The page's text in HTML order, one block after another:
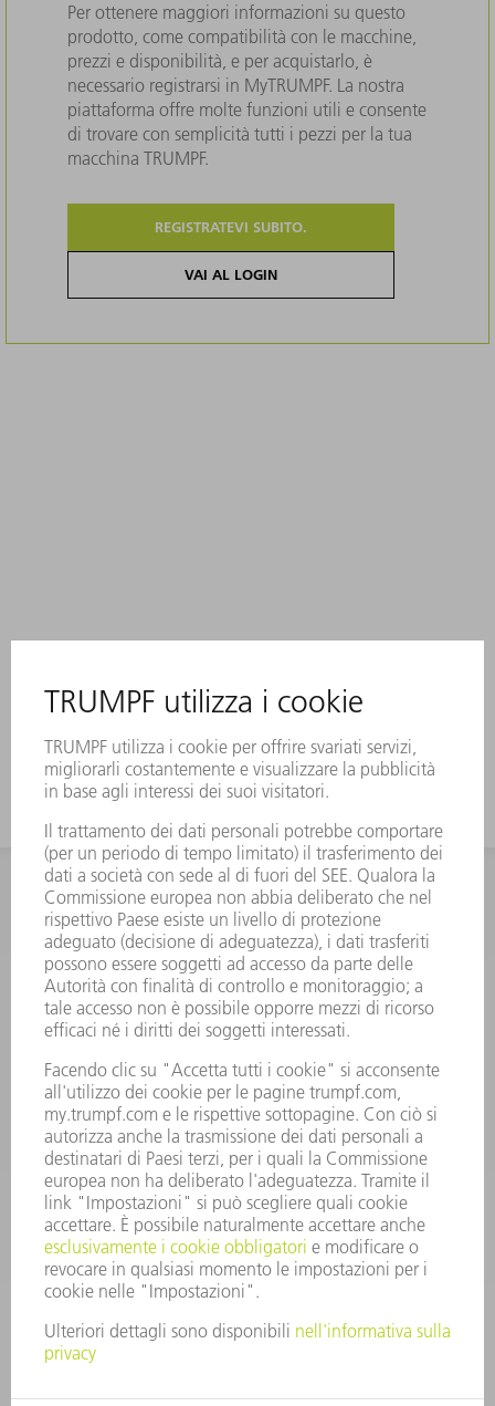
Per ottenere maggiori informazioni su questo
prodotto, come compatibilità con le macchine,
prezzi e disponibilità, e per acquistarlo, è
necessario registrarsi in MyTRUMPF. La nostra
piattaforma offre molte funzioni utili e consente
di trovare con semplicità tutti i pezzi per la tua
macchina TRUMPF.
REGISTRATEVI SUBITO.
VAI AL LOGIN
INFORMAZIONE
Domande frequenti
Condizioni generali di contratto
CONTATTO
RICAMBI TRUMPF ITALIA
lunedì a venerdì: 08:30 – 18:00
ricambi@trumpf.com
CONTATTO
UTENSILI TRUMPF ITALIA
+39 02 48489482
lunedì a venerdì: 08:00 – 18:00
utensili@trumpf.com